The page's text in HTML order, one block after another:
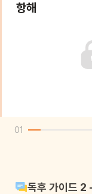
항해
01
독후 가이드 2